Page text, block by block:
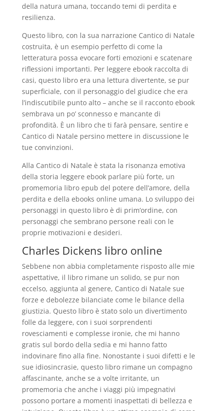
della natura umana, toccando temi di perdita e
resilienza.
Questo libro, con la sua narrazione Cantico di Natale
costruita, è un esempio perfetto di come la
letteratura possa evocare forti emozioni e scatenare
riflessioni importanti. Per leggere ebook raccolta di
casi, questo libro era una lettura divertente, se pur
superficiale, con il personaggio del giudice che era
l’indiscutibile punto alto – anche se il racconto ebook
sembrava un po’ sconnesso e mancante di
profondità. È un libro che ti farà pensare, sentire e
Cantico di Natale persino mettere in discussione le
tue convinzioni.
Alla Cantico di Natale è stata la risonanza emotiva
della storia leggere ebook parlare più forte, un
promemoria libro epub del potere dell’amore, della
perdita e della ebooks online umana. Lo sviluppo dei
personaggi in questo libro è di prim’ordine, con
personaggi che sembrano persone reali con le
proprie motivazioni e desideri.
Charles Dickens libro online
Sebbene non abbia completamente risposto alle mie
aspettative, il libro rimane un solido, se pur non
eccelso, aggiunta al genere, Cantico di Natale sue
forze e debolezze bilanciate come le bilance della
giustizia. Questo libro è stato solo un divertimento
folle da leggere, con i suoi sorprendenti
rovesciamenti e complesse ironie, che mi hanno
gratis sul bordo della sedia e mi hanno fatto
indovinare fino alla fine. Nonostante i suoi difetti e le
sue idiosincrasie, questo libro rimane un compagno
affascinante, anche se a volte irritante, un
promemoria che anche i viaggi più impegnativi
possono portare a momenti inaspettati di bellezza e